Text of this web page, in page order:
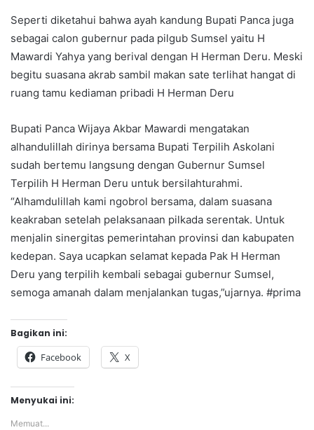
Seperti diketahui bahwa ayah kandung Bupati Panca juga
sebagai calon gubernur pada pilgub Sumsel yaitu H
Mawardi Yahya yang berival dengan H Herman Deru. Meski
begitu suasana akrab sambil makan sate terlihat hangat di
ruang tamu kediaman pribadi H Herman Deru
Bupati Panca Wijaya Akbar Mawardi mengatakan
alhandulillah dirinya bersama Bupati Terpilih Askolani
sudah bertemu langsung dengan Gubernur Sumsel
Terpilih H Herman Deru untuk bersilahturahmi.
“Alhamdulillah kami ngobrol bersama, dalam suasana
keakraban setelah pelaksanaan pilkada serentak. Untuk
menjalin sinergitas pemerintahan provinsi dan kabupaten
kedepan. Saya ucapkan selamat kepada Pak H Herman
Deru yang terpilih kembali sebagai gubernur Sumsel,
semoga amanah dalam menjalankan tugas,”ujarnya. #prima
Bagikan ini:
Facebook X
Menyukai ini:
Memuat...